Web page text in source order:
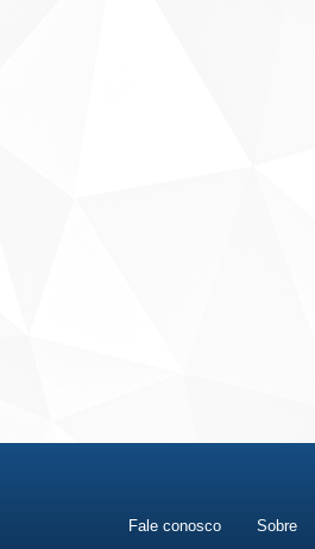
Fale conosco Sobre